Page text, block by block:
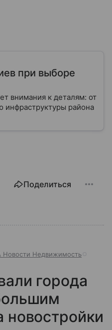
при выборе
внимания к деталям: от
инфраструктуры района
Поделиться
Новости Недвижимость
города
новостройки